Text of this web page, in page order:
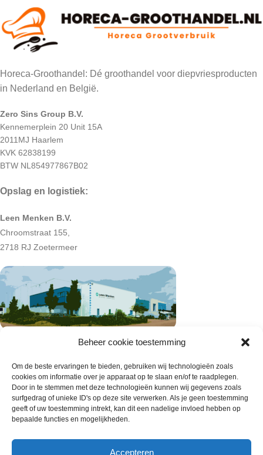
Beheer cookie toestemming
Om de beste ervaringen te bieden, gebruiken wij technologieën zoals
cookies om informatie over je apparaat op te slaan en/of te raadplegen.
Door in te stemmen met deze technologieën kunnen wij gegevens zoals
surfgedrag of unieke ID's op deze site verwerken. Als je geen toestemming
geeft of uw toestemming intrekt, kan dit een nadelige invloed hebben op
bepaalde functies en mogelijkheden.
Accepteren
Horeca-Groothandel: Dé groothandel voor diepvriesproducten
in Nederland en België.
Zero Sins Group B.V.
Kennemerplein 20 Unit 15A
2011MJ Haarlem
KVK 62838199
BTW NL854977867B02
Opslag en logistiek:
Leen Menken B.V.
Chroomstraat 155,
2718 RJ Zoetermeer
Wie zijn wij